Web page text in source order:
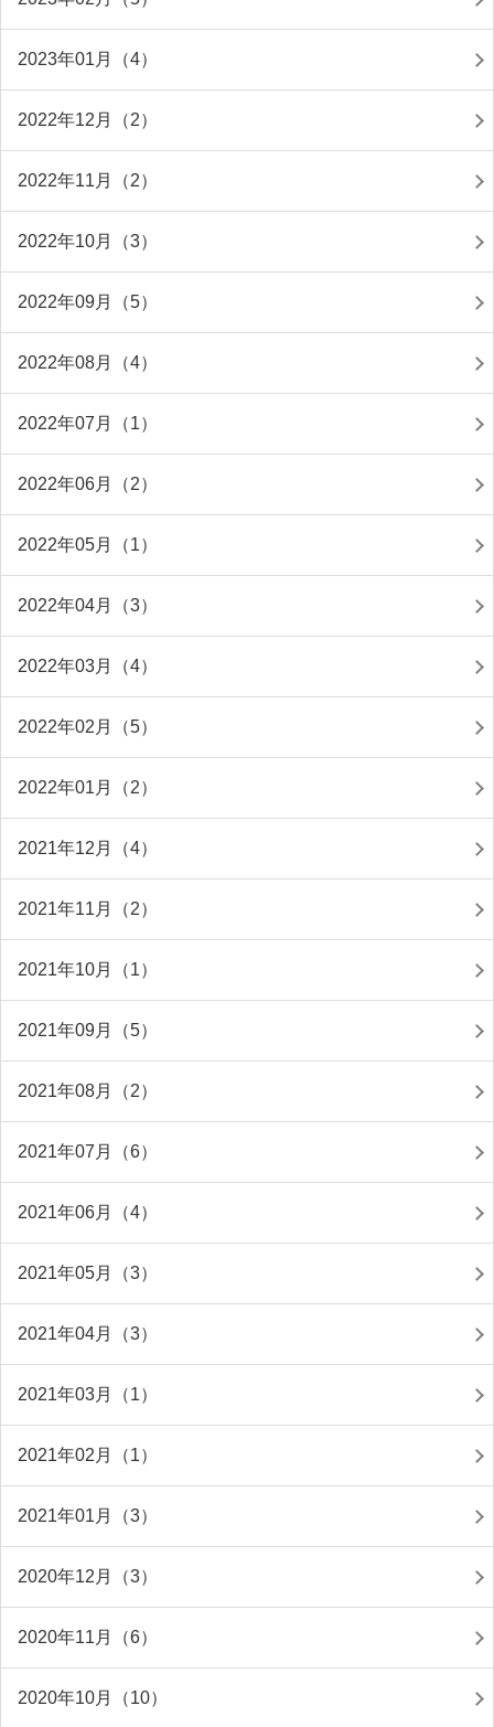
2023年01月（4）
2022年12月（2）
2022年11月（2）
2022年10月（3）
2022年09月（5）
2022年08月（4）
2022年07月（1）
2022年06月（2）
2022年05月（1）
2022年04月（3）
2022年03月（4）
2022年02月（5）
2022年01月（2）
2021年12月（4）
2021年11月（2）
2021年10月（1）
2021年09月（5）
2021年08月（2）
2021年07月（6）
2021年06月（4）
2021年05月（3）
2021年04月（3）
2021年03月（1）
2021年02月（1）
2021年01月（3）
2020年12月（3）
2020年11月（6）
2020年10月（10）